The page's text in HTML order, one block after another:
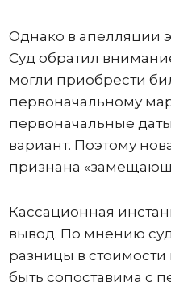
Однако в апелляции
Суд обратил
могли приобрести
первоначальному
первоначальные
вариант. Поэтому
признана
Кассационная
вывод. По мнению
разницы в
быть сопоставима с